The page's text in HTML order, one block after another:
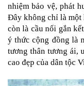
nhiệm bảo vệ, phát
Đây không chỉ là một
còn là cầu nối gắn
ý thức cộng đồng là
tương thân tương ái,
cao đẹp của dân tộc